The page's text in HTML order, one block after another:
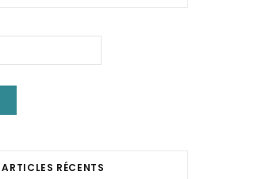
ARTICLES RÉCENTS